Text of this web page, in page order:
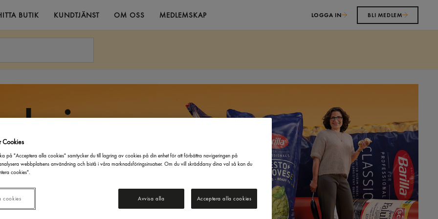
BUTIK KUNDTJÄNST OM OSS MEDLEMSKAP LOGGA IN BLI MEDLEM
– både privatpersoner och
Cookies
på "Acceptera alla cookies" samtycker du till lagring av cookies på din enhet för att förbättra navigeringen på
webbplatsens användning och bistå i våra marknadsföringsinsatser. Om du vill skräddarsy dina val så kan du
cookies".
Avvisa alla Acceptera alla cookies
cookies